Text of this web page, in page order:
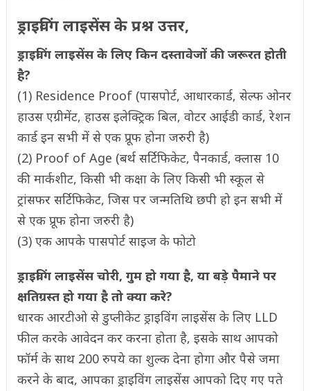
ड्राइविंग लाइसेंस के प्रश्न उत्तर,
ड्राइविंग लाइसेंस के लिए किन दस्तावेजों की जरूरत होती
है?
(1) Residence Proof (पासपोर्ट, आधारकार्ड, सेल्फ ओनर
हाउस एग्रीमेंट, हाउस इलेक्ट्रिक बिल, वोटर आईडी कार्ड, रेशन
कार्ड इन सभी में से एक प्रूफ होना जरुरी है)
(2) Proof of Age (बर्थ सर्टिफिकेट, पैनकार्ड, क्लास 10
की मार्कशीट, किसी भी कक्षा के लिए किसी भी स्कूल से
ट्रांसफर सर्टिफिकेट, जिस पर जन्मतिथि छपी हो इन सभी में
से एक प्रूफ होना जरुरी है)
(3) एक आपके पासपोर्ट साइज के फोटो
ड्राइविंग लाइसेंस चोरी, गुम हो गया है, या बड़े पैमाने पर
क्षतिग्रस्त हो गया है तो क्या करे?
धारक आरटीओ से डुप्लीकेट ड्राइविंग लाइसेंस के लिए LLD
फील करके आवेदन कर करना होता है, इसके साथ आपको
फॉर्म के साथ 200 रुपये का शुल्क देना होगा और पैसे जमा
करने के बाद, आपका ड्राइविंग लाइसेंस आपको दिए गए पते